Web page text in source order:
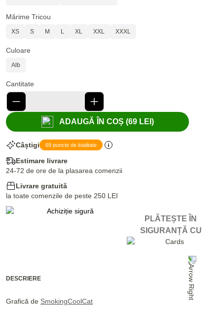
Mărime Tricou
XS S M L XL XXL XXXL
Culoare
Alb
Cantitate
ADAUGĂ ÎN COȘ (69 LEI)
Câștigi 69 puncte de loialitate
Estimare livrare
24-72 de ore de la plasarea comenzii
Livrare gratuită
la toate comenzile de peste 250 LEI
PLĂTEȘTE ÎN
SIGURANȚĂ CU
DESCRIERE
Grafică de SmokingCoolCat